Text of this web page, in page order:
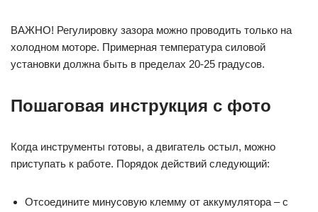
ВАЖНО! Регулировку зазора можно проводить только на
холодном моторе. Примерная температура силовой
установки должна быть в пределах 20-25 градусов.
Пошаговая инструкция с фото
Когда инструменты готовы, а двигатель остыл, можно
приступать к работе. Порядок действий следующий:
Отсоедините минусовую клемму от аккумулятора – с